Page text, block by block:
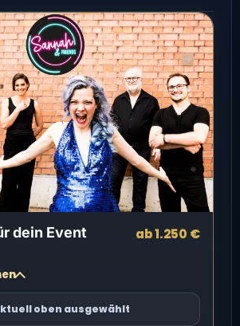
dein Event ab 1.250 €
oben ausgewählt